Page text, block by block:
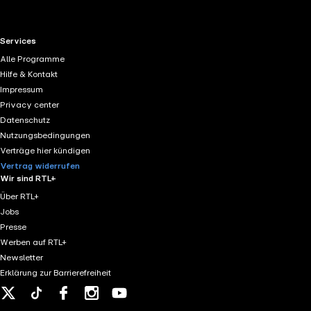
RTL+ useful links.
Services
Alle Programme
Hilfe & Kontakt
Impressum
Privacy center
Datenschutz
Nutzungsbedingungen
Verträge hier kündigen
Vertrag widerrufen
Wir sind RTL+
Über RTL+
Jobs
Presse
Werben auf RTL+
Newsletter
Erklärung zur Barrierefreiheit
Tiktok FacebookInstagram